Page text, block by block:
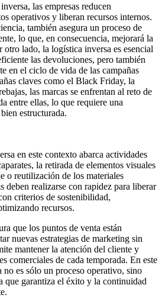
las empresas reducen
operativos y liberan recursos internos.
también asegura un proceso de
lo que, en consecuencia, mejorará la
lado, la logística inversa es esencial
las devoluciones, pero también
en el ciclo de vida de las campañas
claves como el Black Friday, la
las marcas se enfrentan al reto de
entre ellas, lo que requiere una
estructurada.
en este contexto abarca actividades
la retirada de elementos visuales
o reutilización de los materiales
deben realizarse con rapidez para liberar
criterios de sostenibilidad,
recursos.
que los puntos de venta están
nuevas estrategias de marketing sin
mantener la atención del cliente y
comerciales de cada temporada. En este
es sólo un proceso operativo, sino
que garantiza el éxito y la continuidad